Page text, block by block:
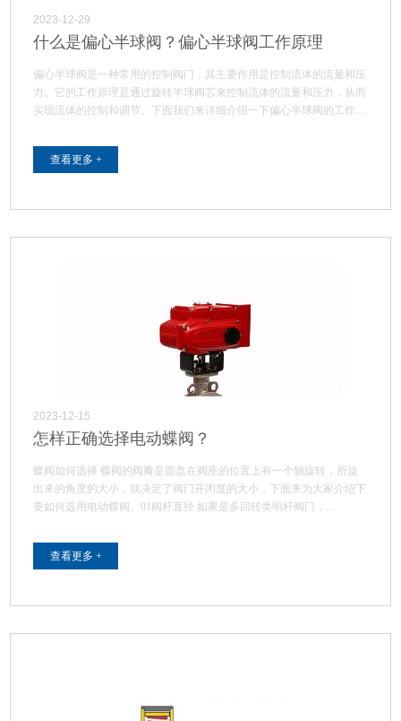
2023-12-29
什么是偏心半球阀？偏心半球阀工作原理
偏心半球阀是一种常用的控制阀门，其主要作用是控制流体的流量和压
力。它的工作原理是通过旋转半球阀芯来控制流体的流量和压力，从而
实现流体的控制和调节。下面我们来详细介绍一下偏心半球阀的工作原
查看更多 +
2023-12-15
怎样正确选择电动蝶阀？
蝶阀如何选择 蝶阀的阀瓣是圆盘在阀座的位置上有一个轴旋转，所旋
出来的角度的大小，就决定了阀门开闭度的大小，下面来为大家介绍下
要如何选用电动蝶阀。01阀杆直径 如果是多回转类明杆阀门，…
查看更多 +